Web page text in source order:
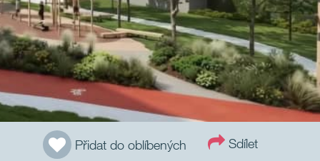
Přidat do oblíbených Sdílet